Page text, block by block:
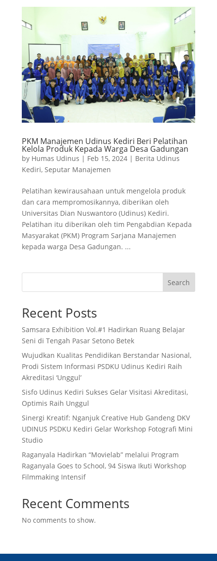
PKM Manajemen Udinus Kediri Beri Pelatihan
Kelola Produk Kepada Warga Desa Gadungan
by Humas Udinus | Feb 15, 2024| Berita Udinus
Kediri, Seputar Manajemen
Pelatihan kewirausahaan untuk mengelola produk
dan cara mempromosikannya, diberikan oleh
Universitas Dian Nuswantoro (Udinus) Kediri.
Pelatihan itu diberikan oleh tim Pengabdian Kepada
Masyarakat (PKM) Program Sarjana Manajemen
kepada warga Desa Gadungan. ...
Search
Recent Posts
Samsara Exhibition Vol.#1 Hadirkan Ruang Belajar
Seni di Tengah Pasar Setono Betek
Wujudkan Kualitas Pendidikan Berstandar Nasional,
Prodi Sistem Informasi PSDKU Udinus Kediri Raih
Akreditasi ‘Unggul’
Sisfo Udinus Kediri Sukses Gelar Visitasi Akreditasi,
Optimis Raih Unggul
Sinergi Kreatif: Nganjuk Creative Hub Gandeng DKV
UDINUS PSDKU Kediri Gelar Workshop Fotografi Mini
Studio
Raganyala Hadirkan “Movielab” melalui Program
Raganyala Goes to School, 94 Siswa Ikuti Workshop
Filmmaking Intensif
Recent Comments
No comments to show.